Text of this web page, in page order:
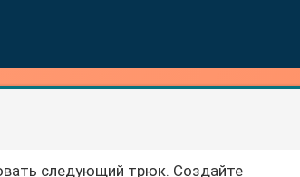
следующий трюк. Создайте